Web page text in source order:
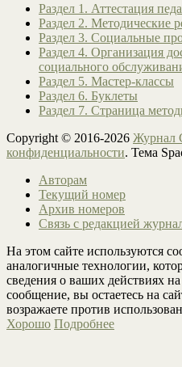
Раздел 1. Аттестация
Раздел 2. Методические
Раздел 3. Социальные
Раздел 4. Организация
социального
Раздел 5. Мастер-классы
Раздел 6. Буклеты
Раздел 7. Страница
Copyright © 2016-2026
конфиденциальности. Тема
Авторам
Текущий номер
Архив номеров
Связь с редакцией
На этом сайте используются
аналогичные технологии,
сведения о ваших действиях
сообщение, вы остаетесь на
возражаете против
Хорошо Подробнее